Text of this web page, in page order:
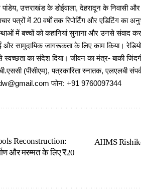
उत्तराखंड के डोईवाला, देहरादून के निवासी
पत्रों में 20 वर्षों तक रिपोर्टिंग और एडिटिंग
में बच्चों को कहानियां सुनाना और उनसे संवाद
और सामुदायिक जागरूकता के लिए काम किया।
का संदेश दिया। जीवन का मंत्र- बाकी
(पीसीएम), पत्रकारिता स्नातक, एलएलबी
फोन: +91 9760097344
Reconstruction:
और मरम्मत के लिए ₹20
AIIMS